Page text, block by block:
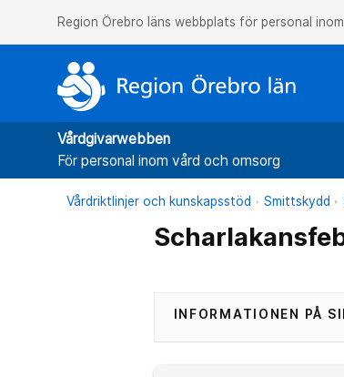
Region Örebro läns webbplats för personal
Vårdgivarwebben
För personal inom vård och omsorg
Vårdriktlinjer och kunskapsstöd Smittskydd
INFORMATIONEN PÅ